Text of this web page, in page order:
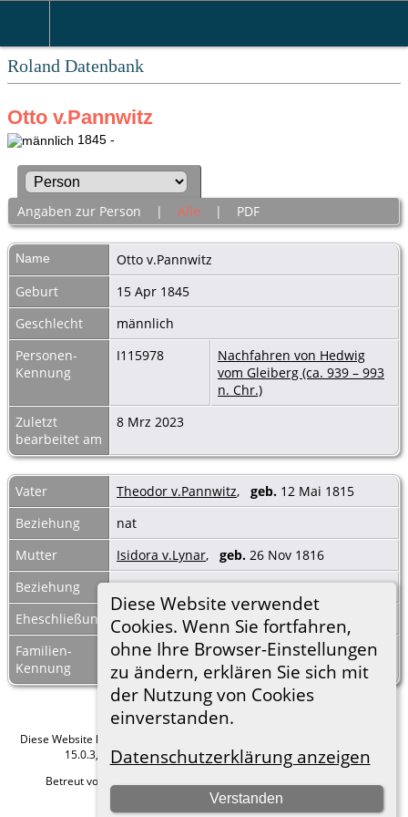
Roland Datenbank
Diese Website verwendet
Cookies. Wenn Sie fortfahren,
ohne Ihre Browser-Einstellungen
zu ändern, erklären Sie sich mit
der Nutzung von Cookies
einverstanden.
Datenschutzerklärung anzeigen
Verstanden
Otto v.Pannwitz
1845 -
Angaben zur Person | Alle | PDF
Name Otto v.Pannwitz
Geburt
15 Apr 1845
Geschlecht
männlich
Personen-
Kennung
I115978
Nachfahren von Hedwig
vom Gleiberg (ca. 939 – 993
n. Chr.)
Zuletzt
bearbeitet am
8 Mrz 2023
Vater Theodor v.Pannwitz, geb. 12 Mai 1815
Beziehung
nat
Mutter
Isidora v.Lynar, geb. 26 Nov 1816
Beziehung
nat
Eheschließung
17 Okt 1841
Familien-
Kennung
F58781 Familienblatt|
Familientafel
Diese Website läuft mit
15.0.3, programmiert von Darrin Lythgoe © 2001-2026.
Betreut von
Hier geht es zum Impressum